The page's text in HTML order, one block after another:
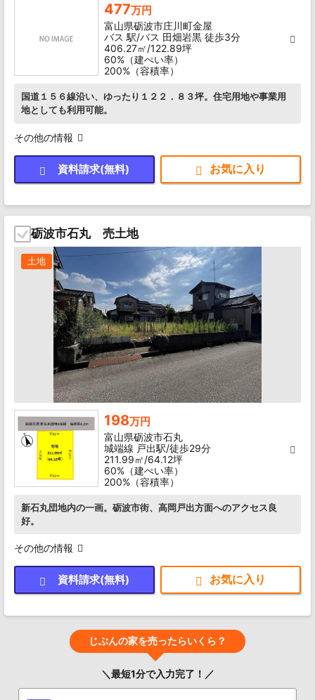
477万円
富山県砺波市庄川町金屋
バス 駅/バス 田畑岩黒 徒歩3分
406.27㎡/122.89坪
60%（建ぺい率）
200%（容積率）
国道１５６線沿い、ゆったり１２２．８３坪。住宅用地や事業用
地としても利用可能。
その他の情報
資料請求(無料)
砺波市石丸 売土地
土地
198万円
富山県砺波市石丸
城端線 戸出駅/徒歩29分
211.99㎡/64.12坪
60%（建ぺい率）
200%（容積率）
新石丸団地内の一画。砺波市街、高岡戸出方面へのアクセス良
好。
その他の情報
資料請求(無料)
じぶんの家を売ったらいくら？
＼最短1分で入力完了！／